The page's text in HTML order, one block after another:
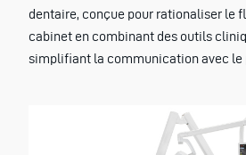
dentaire, conçue pour rationaliser le
cabinet en combinant des outils
simplifiant la communication avec le